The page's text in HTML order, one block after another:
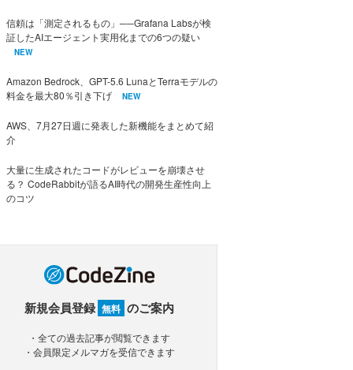
信頼は「測定されるもの」──Grafana Labsが検
証したAIエージェント実用化までの6つの疑い
NEW
Amazon Bedrock、GPT-5.6 LunaとTerraモデルの
料金を最大80％引き下げ
NEW
AWS、7月27日週に発表した新機能をまとめて紹
介
大量に生成されたコードがレビューを崩壊させ
る？ CodeRabbitが語るAI時代の開発生産性向上
のコツ
新規会員登録 無料 のご案内
・全ての過去記事が閲覧できます
・会員限定メルマガを受信できます